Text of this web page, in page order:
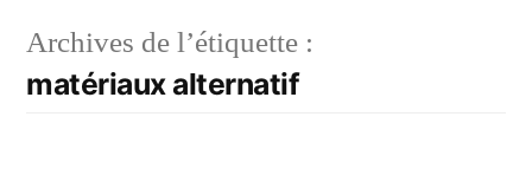
Archives de l’étiquette :
matériaux alternatif